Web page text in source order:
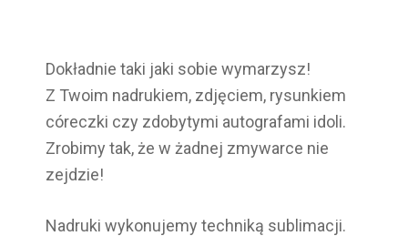
Dokładnie taki jaki sobie wymarzysz!
Z Twoim nadrukiem, zdjęciem, rysunkiem
córeczki czy zdobytymi autografami idoli.
Zrobimy tak, że w żadnej zmywarce nie
zejdzie!
Nadruki wykonujemy techniką sublimacji.